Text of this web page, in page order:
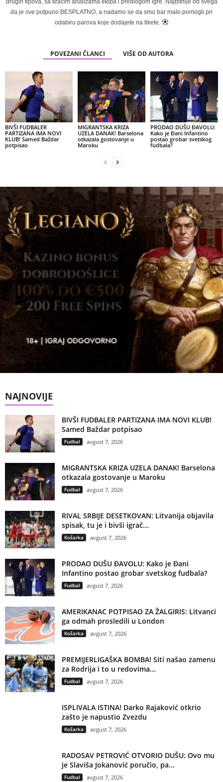
drugih tipova, sa kraćim analizama ekipa i predlogom igre. Najbitnije od svega
da je sve potpuno BESPLATNO, a nadamo se da smo bar malo pomogli pri
odabiru parova koje dodajete na tikete.
POVEZANI ČLANCI VIŠE OD AUTORA
BIVŠI FUDBALER
PARTIZANA IMA NOVI
KLUB! Samed Baždar
potpisao
MIGRANTSKA KRIZA
UZELA DANAK! Barselona
otkazala gostovanje u
Maroku
PRODAO DUŠU ĐAVOLU:
Kako je Đani Infantino
postao grobar svetskog
fudbala?
NAJNOVIJE
BIVŠI FUDBALER PARTIZANA IMA NOVI KLUB!
Samed Baždar potpisao
Fudbal avgust 7, 2026
MIGRANTSKA KRIZA UZELA DANAK! Barselona
otkazala gostovanje u Maroku
Fudbal avgust 7, 2026
RIVAL SRBIJE DESETKOVAN: Litvanija objavila
spisak, tu je i bivši igrač...
Košarka avgust 7, 2026
PRODAO DUŠU ĐAVOLU: Kako je Đani
Infantino postao grobar svetskog fudbala?
Fudbal avgust 7, 2026
AMERIKANAC POTPISAO ZA ŽALGIRIS: Litvanci
ga odmah prosledili u London
Košarka avgust 7, 2026
PREMIJERLIGAŠKA BOMBA! Siti našao zamenu
za Rodrija i to u redovima...
Fudbal avgust 7, 2026
ISPLIVALA ISTINA! Darko Rajaković otkrio
zašto je napustio Zvezdu
Košarka avgust 7, 2026
RADOSAV PETROVIĆ OTVORIO DUŠU: Ovo mu
je Slaviša Jokanović poručio, pa...
Fudbal avgust 7, 2026